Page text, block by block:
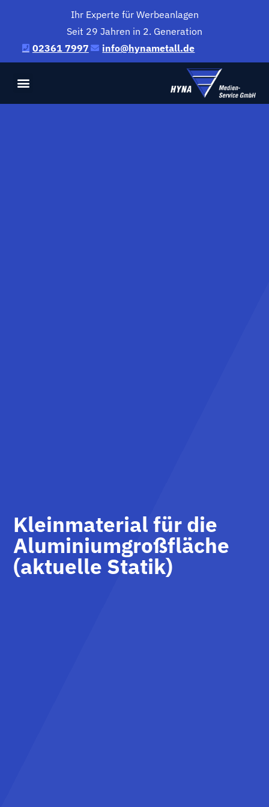
Ihr Experte für Werbeanlagen
Seit 29 Jahren in 2. Generation
02361 7997
ed.llatemanyh
@ofni
Kleinmaterial für die
Aluminiumgroßfläche
(aktuelle Statik)